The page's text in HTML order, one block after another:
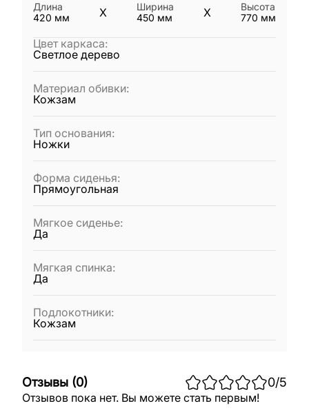
Длина
420 мм X
Ширина
450 мм X
Высота
770 мм
Цвет каркаса:
Светлое дерево
Материал обивки:
Кожзам
Тип основания:
Ножки
Форма сиденья:
Прямоугольная
Мягкое сиденье:
Да
Мягкая спинка:
Да
Подлокотники:
Кожзам
Отзывы (0) 0/5
Отзывов пока нет. Вы можете стать первым!